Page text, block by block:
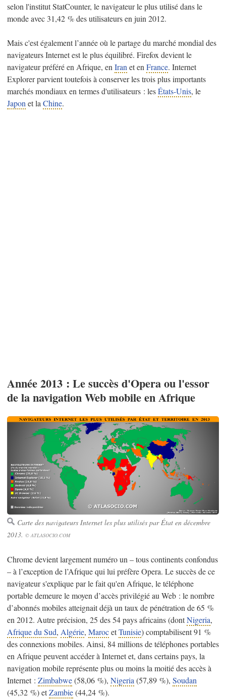
selon l'institut StatCounter, le navigateur le plus utilisé dans le
monde avec 31,42 % des utilisateurs en juin 2012.
Mais c'est également l’année où le partage du marché mondial des
navigateurs Internet est le plus équilibré. Firefox devient le
navigateur préféré en Afrique, en Iran et en France. Internet
Explorer parvient toutefois à conserver les trois plus importants
marchés mondiaux en termes d'utilisateurs : lesÉtats-Unis, le
Japon et la Chine.
Année 2013 : Le succès d'Opera ou l'essor
de la navigation Web mobile en Afrique
Carte des navigateurs Internet les plus utilisés par État en décembre
2013. © ATLASOCIO.COM
Chrome devient largement numéro un – tous continents confondus
– à l’exception de l’Afrique qui lui préfère Opera. Le succès de ce
navigateur s'explique par le fait qu'en Afrique, le téléphone
portable demeure le moyen d’accès privilégié au Web : le nombre
d’abonnés mobiles atteignait déjà un taux de pénétration de 65 %
en 2012. Autre précision, 25 des 54 pays africains (dontNigeria,
Afrique du Sud, Algérie, MarocetTunisie) comptabilisent 91 %
des connexions mobiles. Ainsi, 84 millions de téléphones portables
en Afrique peuvent accéder à Internet et, dans certains pays, la
navigation mobile représente plus ou moins la moitié des accès à
Internet : Zimbabwe(58,06 %), Nigeria (57,89 %), Soudan
(45,32 %) etZambie(44,24 %).